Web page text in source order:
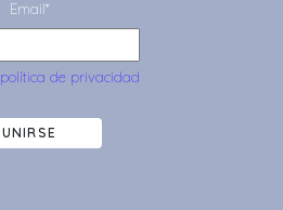
Email*
política de privacidad
UNIRSE